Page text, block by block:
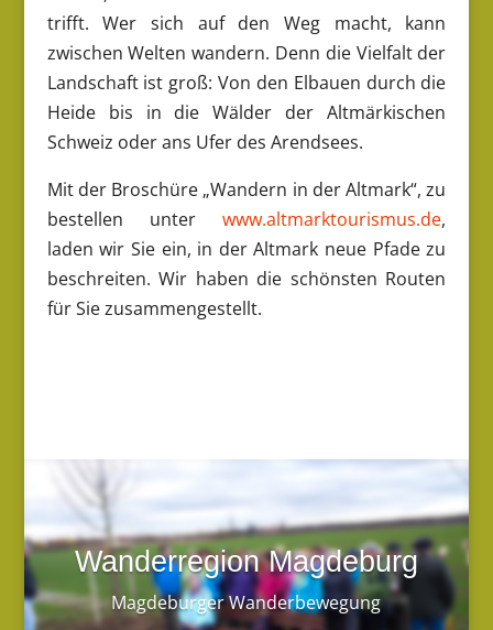
trifft. Wer sich auf den Weg macht, kann
zwischen Welten wandern. Denn die Vielfalt der
Landschaft ist groß: Von den Elbauen durch die
Heide bis in die Wälder der Altmärkischen
Schweiz oder ans Ufer des Arendsees.
Mit der Broschüre „Wandern in der Altmark“, zu
bestellen unterwww.altmarktourismus.de,
laden wir Sie ein, in der Altmark neue Pfade zu
beschreiten. Wir haben die schönsten Routen
für Sie zusammengestellt.
Wanderregion Magdeburg
Magdeburger Wanderbewegung